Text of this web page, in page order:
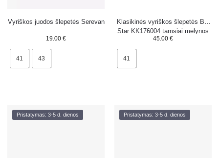
Vyriškos juodos šlepetės Serevan
19.00 €
41 43
Klasikinės vyriškos šlepetės Big
Star KK176004 tamsiai mėlynos
45.00 €
41
Pristatymas: 3-5 d. dienos Pristatymas: 3-5 d. dienos